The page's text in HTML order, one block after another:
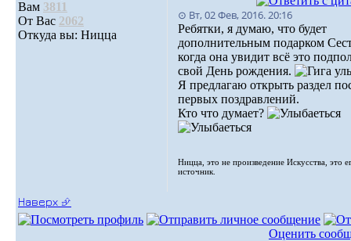
Вам 3811
От Вас 2062
Откуда вы: Ницца
⊙ Вт, 02 Фев, 2016. 20:16
Ребятки, я думаю, что будет
дополнительным подарком
когда она увидит всё это
свой День рождения.
Я предлагаю открыть раздел
первых поздравлений.
Кто что думает?
Ницца, это не произведение Искусства, это
источник.
Наверх ⮵
Оценить